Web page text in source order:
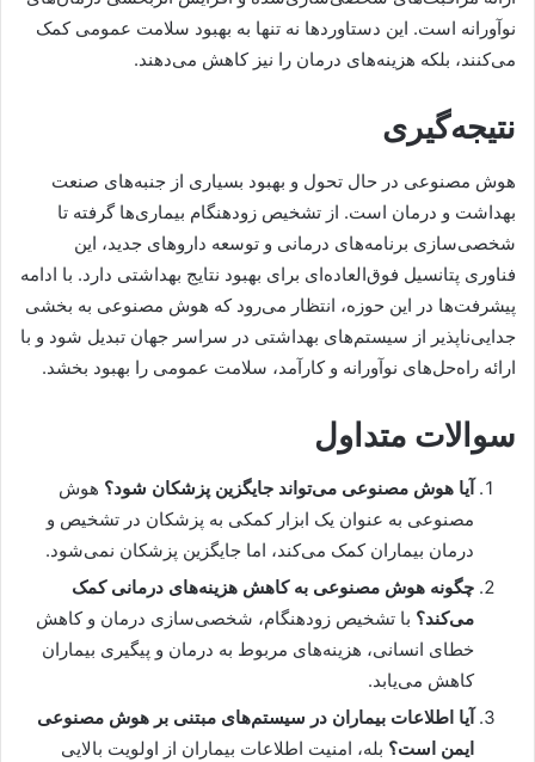
نوآورانه است. این دستاوردها نه تنها به بهبود سلامت عمومی کمک
می‌کنند، بلکه هزینه‌های درمان را نیز کاهش می‌دهند.
نتیجه‌گیری
هوش مصنوعی در حال تحول و بهبود بسیاری از جنبه‌های صنعت
بهداشت و درمان است. از تشخیص زودهنگام بیماری‌ها گرفته تا
شخصی‌سازی برنامه‌های درمانی و توسعه داروهای جدید، این
فناوری پتانسیل فوق‌العاده‌ای برای بهبود نتایج بهداشتی دارد. با ادامه
پیشرفت‌ها در این حوزه، انتظار می‌رود که هوش مصنوعی به بخشی
جدایی‌ناپذیر از سیستم‌های بهداشتی در سراسر جهان تبدیل شود و با
ارائه راه‌حل‌های نوآورانه و کارآمد، سلامت عمومی را بهبود بخشد.
سوالات متداول
آیا هوش مصنوعی می‌تواند جایگزین پزشکان شود؟ هوش
مصنوعی به عنوان یک ابزار کمکی به پزشکان در تشخیص و
درمان بیماران کمک می‌کند، اما جایگزین پزشکان نمی‌شود.
چگونه هوش مصنوعی به کاهش هزینه‌های درمانی کمک
می‌کند؟ با تشخیص زودهنگام، شخصی‌سازی درمان و کاهش
خطای انسانی، هزینه‌های مربوط به درمان و پیگیری بیماران
کاهش می‌یابد.
آیا اطلاعات بیماران در سیستم‌های مبتنی بر هوش مصنوعی
ایمن است؟ بله، امنیت اطلاعات بیماران از اولویت بالایی